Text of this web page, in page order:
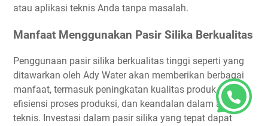
atau aplikasi teknis Anda tanpa masalah.
Manfaat Menggunakan Pasir Silika Berkualitas
Penggunaan pasir silika berkualitas tinggi seperti yang
ditawarkan oleh Ady Water akan memberikan berbagai
manfaat, termasuk peningkatan kualitas produk akhir,
efisiensi proses produksi, dan keandalan dalam aplikasi
teknis. Investasi dalam pasir silika yang tepat dapat